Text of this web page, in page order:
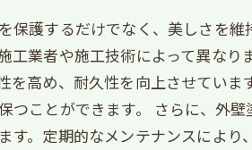
保護するだけでなく、美しさを
工業者や施工技術によって異な
を高め、耐久性を向上させてい
つことができます。 さらに、外
す。定期的なメンテナンスによ